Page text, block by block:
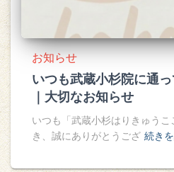
お知らせ
いつも武蔵小杉院に通
｜大切なお知らせ
いつも「武蔵小杉はりきゅう
き、誠にありがとうござ 続き